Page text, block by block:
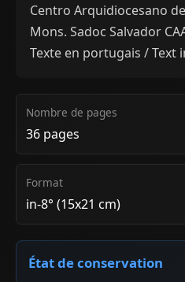
Centro Arquidiocesano
Mons. Sadoc Salvador
Texte en portugais / Text
Nombre de pages
36 pages
Format
in-8° (15x21 cm)
État de conservation